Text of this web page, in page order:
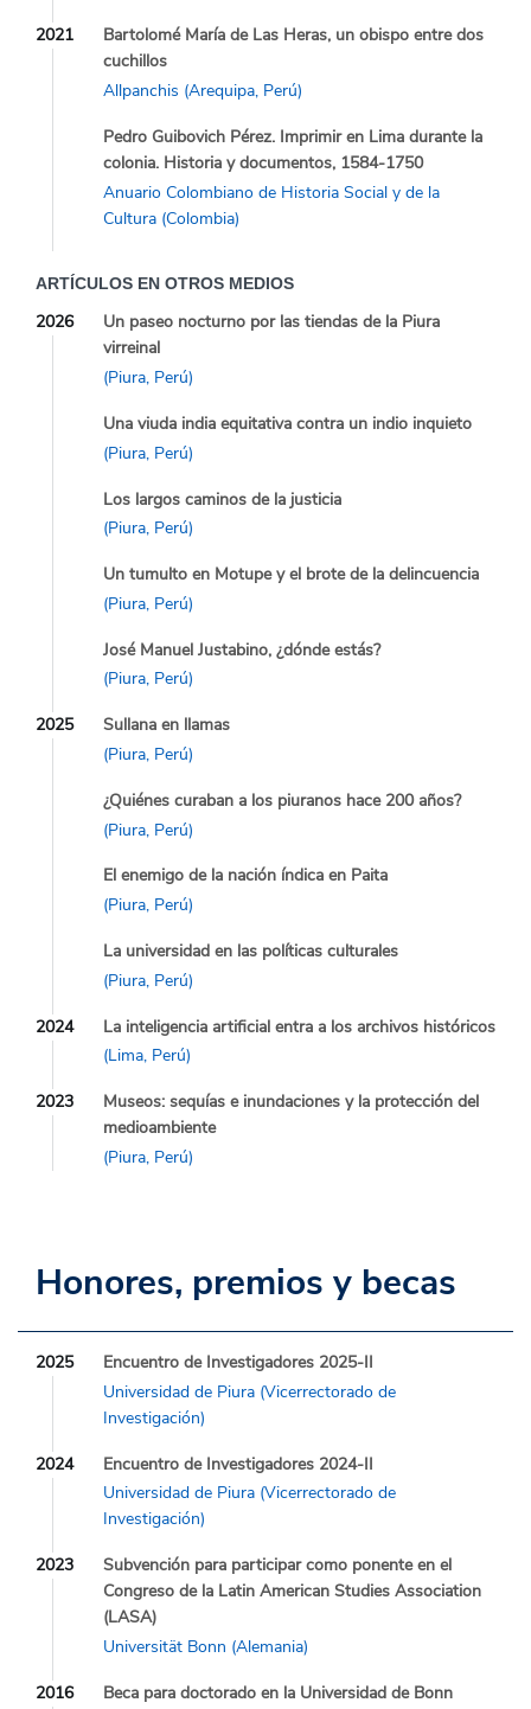
2021
Bartolomé María de Las Heras, un obispo entre dos
cuchillos
Allpanchis (Arequipa, Perú)
Pedro Guibovich Pérez. Imprimir en Lima durante la
colonia. Historia y documentos, 1584-1750
Anuario Colombiano de Historia Social y de la
Cultura (Colombia)
ARTÍCULOS EN OTROS MEDIOS
2026
Un paseo nocturno por las tiendas de la Piura
virreinal
(Piura, Perú)
Una viuda india equitativa contra un indio inquieto
(Piura, Perú)
Los largos caminos de la justicia
(Piura, Perú)
Un tumulto en Motupe y el brote de la delincuencia
(Piura, Perú)
José Manuel Justabino, ¿dónde estás?
(Piura, Perú)
2025
Sullana en llamas
(Piura, Perú)
¿Quiénes curaban a los piuranos hace 200 años?
(Piura, Perú)
El enemigo de la nación índica en Paita
(Piura, Perú)
La universidad en las políticas culturales
(Piura, Perú)
2024
La inteligencia artificial entra a los archivos históricos
(Lima, Perú)
2023
Museos: sequías e inundaciones y la protección del
medioambiente
(Piura, Perú)
Honores, premios y becas
2025
Encuentro de Investigadores 2025-II
Universidad de Piura (Vicerrectorado de
Investigación)
2024
Encuentro de Investigadores 2024-II
Universidad de Piura (Vicerrectorado de
Investigación)
2023
Subvención para participar como ponente en el
Congreso de la Latin American Studies Association
(LASA)
Universität Bonn (Alemania)
2016
Beca para doctorado en la Universidad de Bonn